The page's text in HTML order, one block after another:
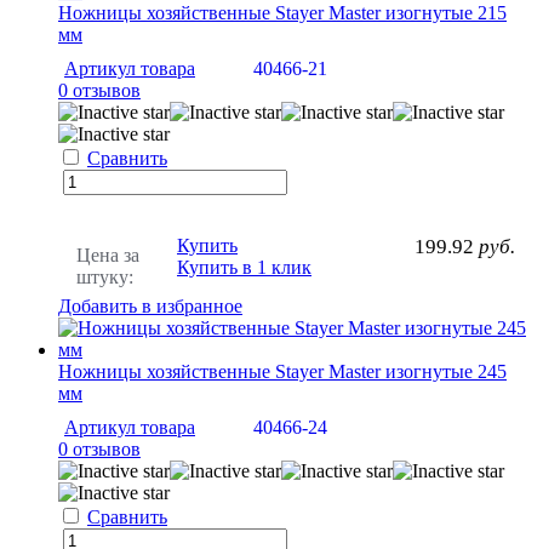
Ножницы хозяйственные Stayer Master изогнутые 215
мм
Артикул товара
40466-21
0 отзывов
Сравнить
Цена за
штуку:
199.92 руб.
Купить
Купить в 1 клик
Добавить в избранное
Ножницы хозяйственные Stayer Master изогнутые 245
мм
Артикул товара
40466-24
0 отзывов
Сравнить